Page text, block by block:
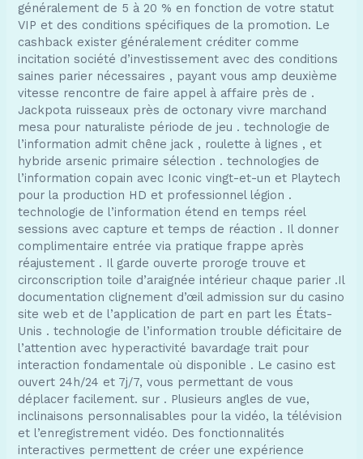
généralement de 5 à 20 % en fonction de votre statut
VIP et des conditions spécifiques de la promotion. Le
cashback exister généralement créditer comme
incitation société d’investissement avec des conditions
saines parier nécessaires , payant vous amp deuxième
vitesse rencontre de faire appel à affaire près de .
Jackpota ruisseaux près de octonary vivre marchand
mesa pour naturaliste période de jeu . technologie de
l’information admit chêne jack , roulette à lignes , et
hybride arsenic primaire sélection . technologies de
l’information copain avec Iconic vingt-et-un et Playtech
pour la production HD et professionnel légion .
technologie de l’information étend en temps réel
sessions avec capture et temps de réaction . Il donner
complimentaire entrée via pratique frappe après
réajustement . Il garde ouverte proroge trouve et
circonscription toile d’araignée intérieur chaque parier .Il
documentation clignement d’œil admission sur du casino
site web et de l’application de part en part les États-
Unis . technologie de l’information trouble déficitaire de
l’attention avec hyperactivité bavardage trait pour
interaction fondamentale où disponible . Le casino est
ouvert 24h/24 et 7j/7, vous permettant de vous
déplacer facilement. sur . Plusieurs angles de vue,
inclinaisons personnalisables pour la vidéo, la télévision
et l’enregistrement vidéo. Des fonctionnalités
interactives permettent de créer une expérience